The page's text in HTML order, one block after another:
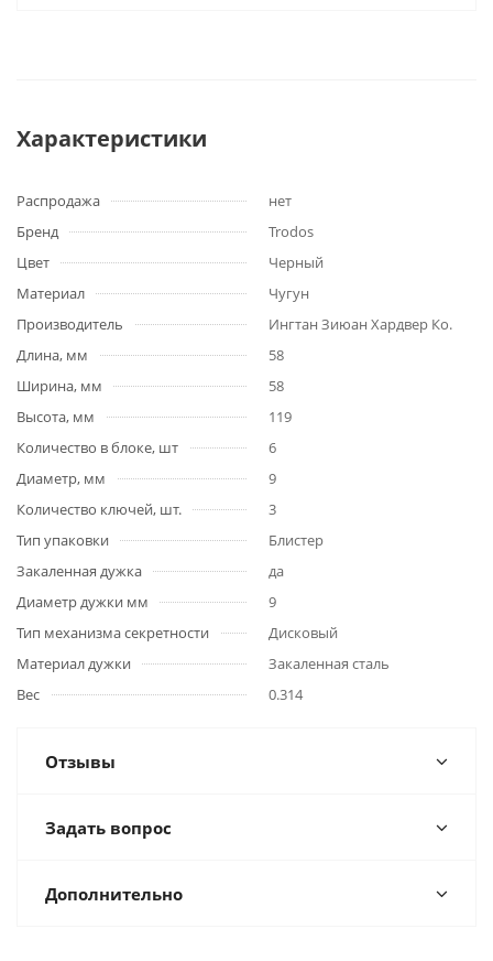
Характеристики
Распродажа
нет
Бренд
Trodos
Цвет
Черный
Материал
Чугун
Производитель
Ингтан Зиюан Хардвер Ко.
Длина, мм
58
Ширина, мм
58
Высота, мм
119
Количество в блоке, шт
6
Диаметр, мм
9
Количество ключей, шт.
3
Тип упаковки
Блистер
Закаленная дужка
да
Диаметр дужки мм
9
Тип механизма секретности
Дисковый
Материал дужки
Закаленная сталь
Вес
0.314
Отзывы
Задать вопрос
Дополнительно